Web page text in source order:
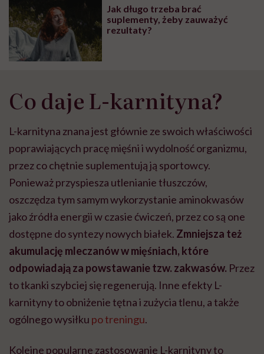
Jak długo trzeba brać
suplementy, żeby zauważyć
rezultaty?
Co daje L-karnityna?
L-karnityna znana jest głównie ze swoich właściwości
poprawiających pracę mięśni i wydolność organizmu,
przez co chętnie suplementują ją sportowcy.
Ponieważ przyspiesza utlenianie tłuszczów,
oszczędza tym samym wykorzystanie aminokwasów
jako źródła energii w czasie ćwiczeń, przez co są one
dostępne do syntezy nowych białek. Zmniejsza też
akumulację mleczanów w mięśniach, które
odpowiadają za powstawanie tzw. zakwasów. Przez
to tkanki szybciej się regenerują. Inne efekty L-
karnityny to obniżenie tętna i zużycia tlenu, a także
ogólnego wysiłku po treningu.
Kolejne popularne zastosowanie L-karnityny to